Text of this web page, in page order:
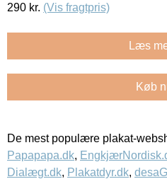
290 kr. (Vis fragtpris)
Læs
Køb
De mest populære plakat-
Papapapa.dk,
Dialægt.dk, Plakatdyr.dk,